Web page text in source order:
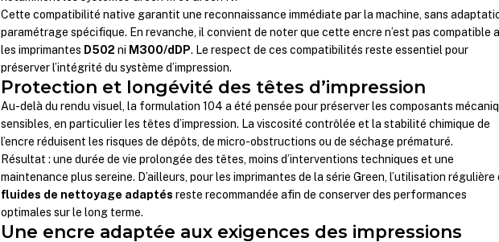
Cette compatibilité native garantit une reconnaissance immédiate par la machine, sans
paramétrage spécifique. En revanche, il convient de noter que cette encre n’est pas compatible
les imprimantes D502 ni M300/dDP. Le respect de ces compatibilités reste essentiel pour
préserver l’intégrité du système d’impression.
Protection et longévité des têtes d’impression
Au-delà du rendu visuel, la formulation 104 a été pensée pour préserver les composants
sensibles, en particulier les têtes d’impression. La viscosité contrôlée et la stabilité chimique de
l’encre réduisent les risques de dépôts, de micro-obstructions ou de séchage prématuré.
Résultat : une durée de vie prolongée des têtes, moins d’interventions techniques et une
maintenance plus sereine. D’ailleurs, pour les imprimantes de la série Green, l’utilisation régulière
fluides de nettoyage adaptés reste recommandée afin de conserver des performances
optimales sur le long terme.
Une encre adaptée aux exigences des impressions